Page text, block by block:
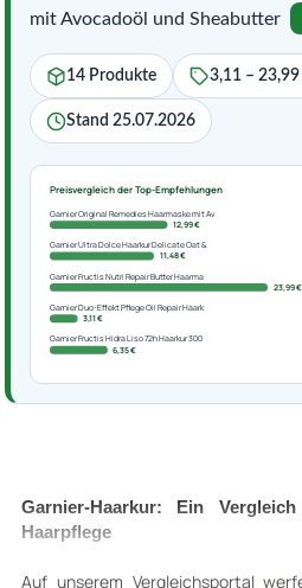
mit Avocadoöl und Sheabutter
14 Produkte 3,11 – 23,99
Stand 25.07.2026
Preisvergleich der Top-Empfehlungen
Garnier Original Remedies Haarmaske mit Av
12,99 €
Garnier Ultra Dolce Haarkur Delicate Oat &
11,48 €
Garnier Fructis Nutri Repair Butter Haarma
23,99 €
Garnier Duo-Effekt Pflege Oil Repair Haark
3,11 €
Garnier Fructis Hidra Liso 72h Haarkur 300
6,35 €
Garnier-Haarkur: Ein
Haarpflege
Auf unserem Vergleichsportal